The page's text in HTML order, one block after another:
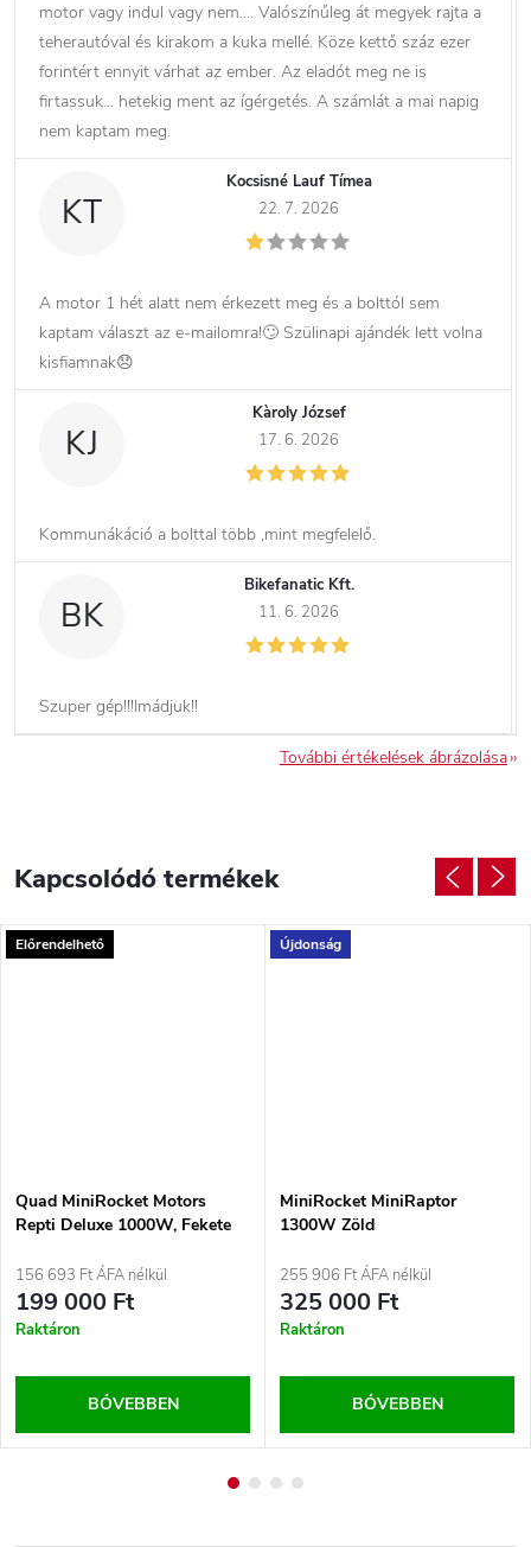
motor vagy indul vagy nem…. Valószínűleg át megyek rajta a
teherautóval és kirakom a kuka mellé. Köze kettő száz ezer
forintért ennyit várhat az ember. Az eladót meg ne is
firtassuk… hetekig ment az ígérgetés. A számlát a mai napig
nem kaptam meg.
KT
Kocsisné Lauf Tímea
22. 7. 2026
A motor 1 hét alatt nem érkezett meg és a bolttól sem
kaptam választ az e-mailomra!🙄 Szülinapi ajándék lett volna
kisfiamnak😞
KJ
Kàroly József
17. 6. 2026
Kommunákáció a bolttal több ,mint megfelelő.
BK
Bikefanatic Kft.
11. 6. 2026
Szuper gép!!!Imádjuk!!
További értékelések ábrázolása
Kapcsolódó termékek
Előrendelhető
Quad MiniRocket Motors
Repti Deluxe 1000W, Fekete
156 693 Ft ÁFA nélkül
199 000 Ft
Raktáron
BŐVEBBEN
Újdonság
MiniRocket MiniRaptor
1300W Zöld
255 906 Ft ÁFA nélkül
325 000 Ft
Raktáron
BŐVEBBEN